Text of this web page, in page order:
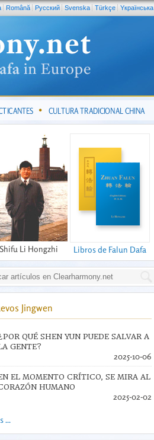
Română Pусский Svenska Türkçe Yкраїнська
CULTURA TRADICIONAL CHINA
Shifu Li Hongzhi Libros de Falun Dafa
Jingwen
QUÉ SHEN YUN PUEDE SALVAR A
GENTE?
2025-10-06
EL MOMENTO CRÍTICO, SE MIRA AL
HUMANO
2025-02-02
...